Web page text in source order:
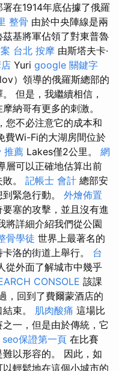
在1914年底佔據了俄羅
整骨 由於中央陣線是兩
基將軍佔領了對東普魯
台北 按摩 由斯塔夫卡·
Yuri google 關鍵字
）領導的俄羅斯總部的
但是，我繼續相信，
納哥有更多的刺激。
您不必注意它的成本和
費Wi-Fi的大湖房間位於
推薦 Lakes僅2公里。 網
層可以正確地估算出前
。 記帳士 會計 總部安
緊急行動。 外燴佈置
塞的攻擊，並且沒有進
將詳細介紹我們從公園
骨學徒 世界上最著名的
洛的街道上舉行。 台
從外面了解城市中幾乎
CONSOLE 該課
，回到了費爾蒙酒店的
束。 肌肉酸痛 這場比
一，但是由於傳統，它
seo保證第一頁 在比賽
以形容的。 因此，如
輕鬆地在這個小城市的